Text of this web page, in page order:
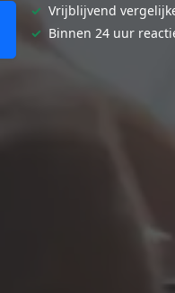
✓ Vrijblijvend
✓ Binnen 24 uur